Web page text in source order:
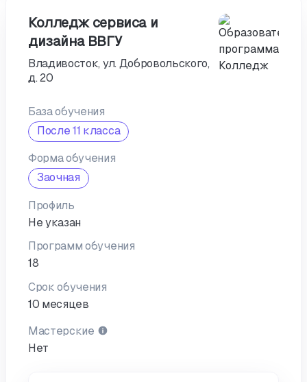
Колледж сервиса и
дизайна ВВГУ
Владивосток, ул. Добровольского,
д. 20
База обучения
После 11 класса
Форма обучения
Заочная
Профиль
Не указан
Программ обучения
18
Срок обучения
10 месяцев
Мастерские
Нет